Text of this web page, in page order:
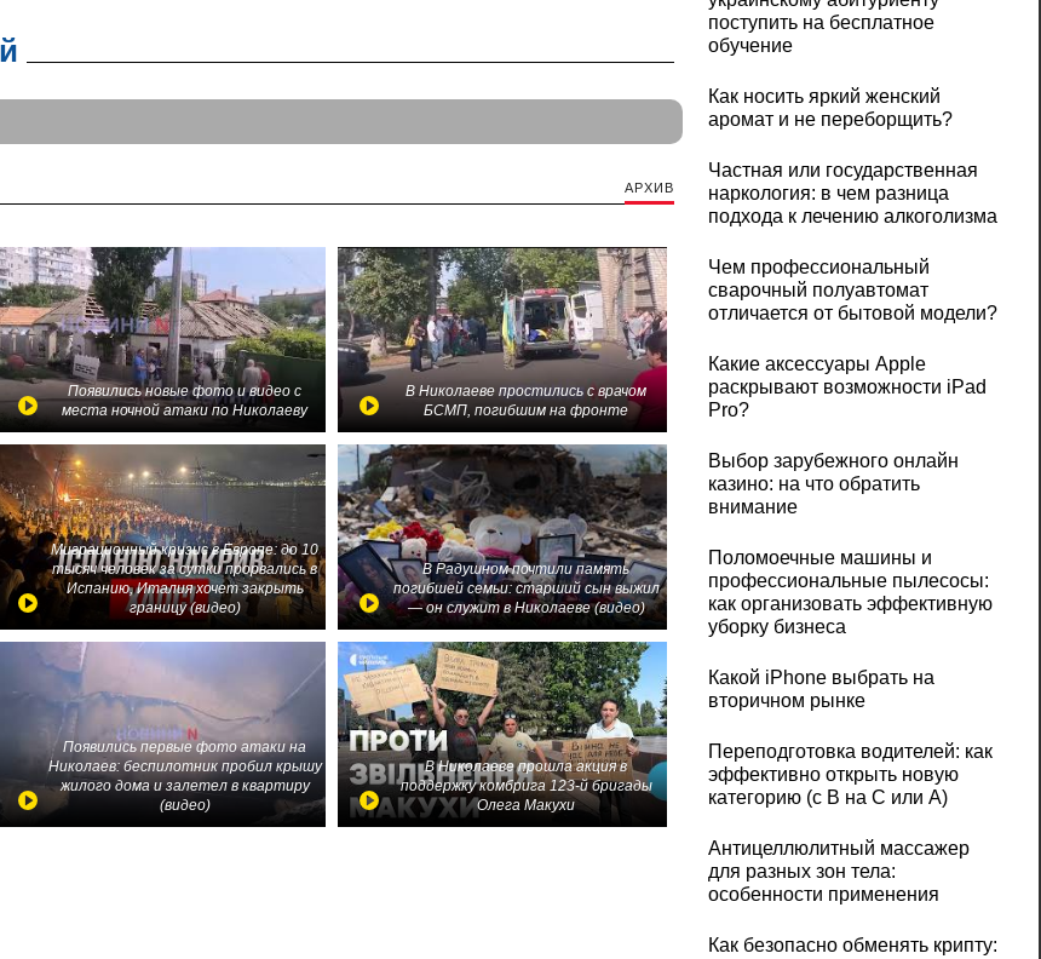
АРХИВ
Появились новые фото и видео с
места ночной атаки по Николаеву
В Николаеве простились с врачом
БСМП, погибшим на фронте
Миграционный кризис в Европе: до 10
тысяч человек за сутки прорвались в
Испанию, Италия хочет закрыть
границу (видео)
В Радушном почтили память
погибшей семьи: старший сын выжил
— он служит в Николаеве (видео)
Появились первые фото атаки на
Николаев: беспилотник пробил крышу
жилого дома и залетел в квартиру
(видео)
В Николаеве прошла акция в
поддержку комбрига 123-й бригады
Олега Макухи
поступить на бесплатное
обучение
Как носить яркий женский
аромат и не переборщить?
Частная или государственная
наркология: в чем разница
подхода к лечению алкоголизма
Чем профессиональный
сварочный полуавтомат
отличается от бытовой модели?
Какие аксессуары Apple
раскрывают возможности iPad
Pro?
Выбор зарубежного онлайн
казино: на что обратить
внимание
Поломоечные машины и
профессиональные пылесосы:
как организовать эффективную
уборку бизнеса
Какой iPhone выбрать на
вторичном рынке
Переподготовка водителей: как
эффективно открыть новую
категорию (с B на C или А)
Антицеллюлитный массажер
для разных зон тела:
особенности применения
Как безопасно обменять крипту: